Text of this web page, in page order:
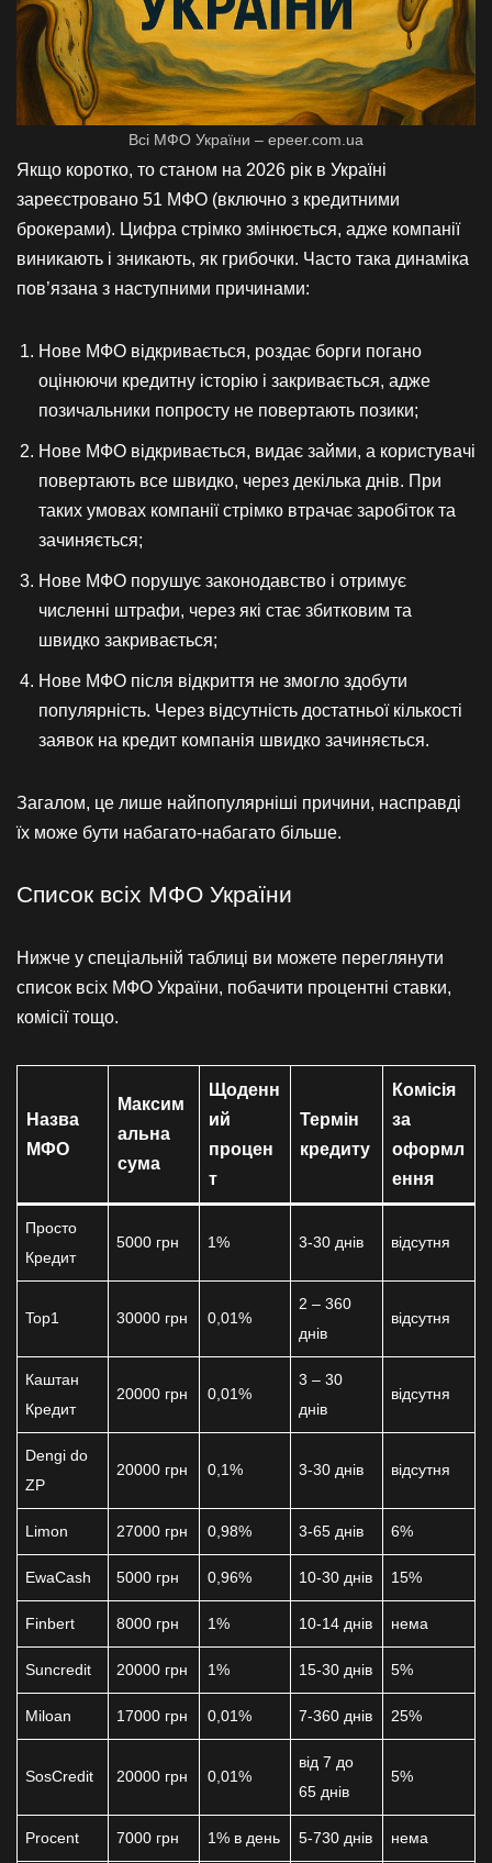
Всі МФО України – epeer.com.ua
Якщо коротко, то станом на 2026 рік в Україні
зареєстровано 51 МФО (включно з кредитними
брокерами). Цифра стрімко змінюється, адже компанії
виникають і зникають, як грибочки. Часто така динаміка
пов’язана з наступними причинами:
Нове МФО відкривається, роздає борги погано
оцінюючи кредитну історію і закривається, адже
позичальники попросту не повертають позики;
Нове МФО відкривається, видає займи, а користувачі
повертають все швидко, через декілька днів. При
таких умовах компанії стрімко втрачає заробіток та
зачиняється;
Нове МФО порушує законодавство і отримує
численні штрафи, через які стає збитковим та
швидко закривається;
Нове МФО після відкриття не змогло здобути
популярність. Через відсутність достатньої кількості
заявок на кредит компанія швидко зачиняється.
Загалом, це лише найпопулярніші причини, насправді
їх може бути набагато-набагато більше.
Список всіх МФО України
Нижче у спеціальній таблиці ви можете переглянути
список всіх МФО України, побачити процентні ставки,
комісії тощо.
Назва
МФО
Максим
альна
сума
Щоденн
ий
процен
т
Термін
кредиту
Комісія
за
оформл
ення
Просто
Кредит
5000 грн 1% 3-30 днів відсутня
Top1 30000 грн 0,01%
2 – 360
днів
відсутня
Каштан
Кредит
20000 грн 0,01%
3 – 30
днів
відсутня
Dengi do
ZP
20000 грн 0,1% 3-30 днів відсутня
Limon 27000 грн 0,98% 3-65 днів 6%
EwaCash 5000 грн 0,96% 10-30 днів 15%
Finbert 8000 грн 1% 10-14 днів нема
Suncredit 20000 грн 1% 15-30 днів 5%
Miloan 17000 грн 0,01% 7-360 днів 25%
SosCredit 20000 грн 0,01%
від 7 до
65 днів
5%
Procent 7000 грн 1% в день 5-730 днів нема